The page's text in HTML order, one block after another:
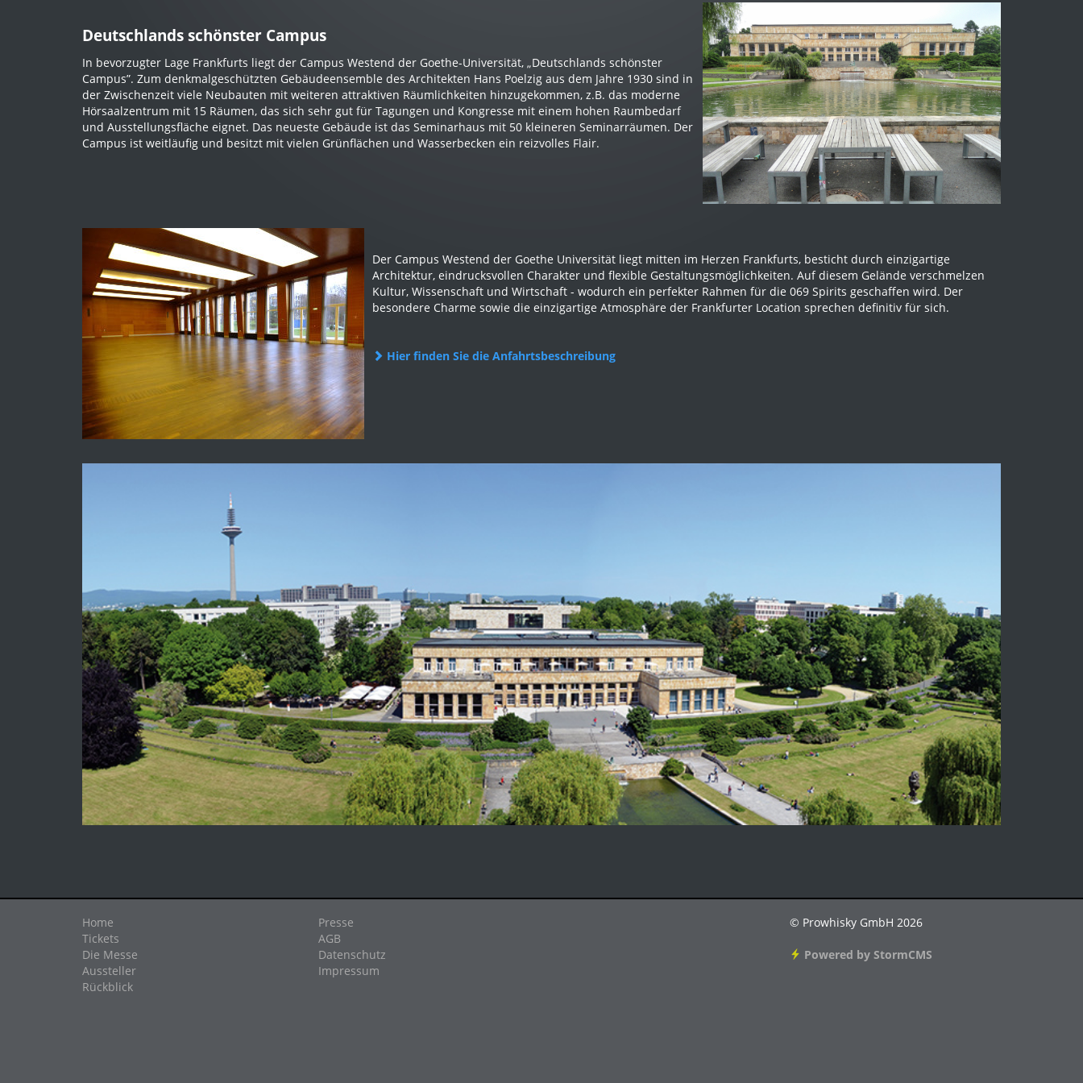
Deutschlands schönster Campus
In bevorzugter Lage Frankfurts liegt der Campus Westend der Goethe-Universität, „Deutschlands schönster
Campus”. Zum denkmalgeschützten Gebäudeensemble des Architekten Hans Poelzig aus dem Jahre 1930 sind in
der Zwischenzeit viele Neubauten mit weiteren attraktiven Räumlichkeiten hinzugekommen, z.B. das moderne
Hörsaalzentrum mit 15 Räumen, das sich sehr gut für Tagungen und Kongresse mit einem hohen Raumbedarf
und Ausstellungsfläche eignet. Das neueste Gebäude ist das Seminarhaus mit 50 kleineren Seminarräumen. Der
Campus ist weitläufig und besitzt mit vielen Grünflächen und Wasserbecken ein reizvolles Flair.
Der Campus Westend der Goethe Universität liegt mitten im Herzen Frankfurts, besticht durch einzigartige
Architektur, eindrucksvollen Charakter und flexible Gestaltungsmöglichkeiten. Auf diesem Gelände verschmelzen
Kultur, Wissenschaft und Wirtschaft - wodurch ein perfekter Rahmen für die 069 Spirits geschaffen wird. Der
besondere Charme sowie die einzigartige Atmosphäre der Frankfurter Location sprechen definitiv für sich.
Hier finden Sie die Anfahrtsbeschreibung
Home
Tickets
Die Messe
Aussteller
Rückblick
Presse
AGB
Datenschutz
Impressum
© Prowhisky GmbH 2026
Powered by StormCMS